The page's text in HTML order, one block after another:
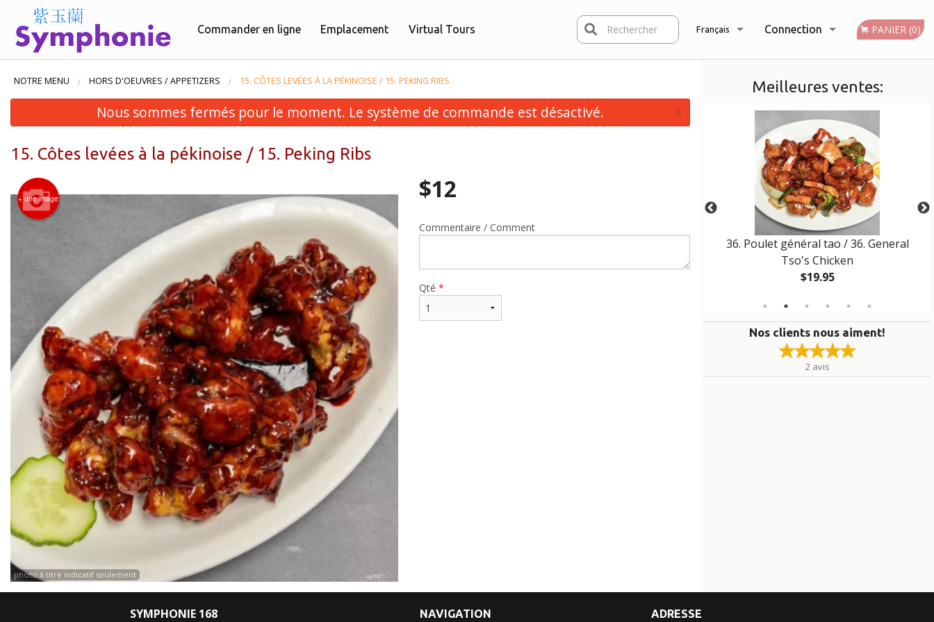
Commander en ligne Emplacement Virtual Tours Français Connection
Inscription
PANIER (0)
Rechercher
Meilleures ventes:
13. Raviolis au beurre d'arachides / 13.
Peanut Butter Dumplings
$13.00
36. Poulet général tao / 36. General
Tso's Chicken
$19.95
Nos clients nous aiment!
2 avis
NOTRE MENU HORS D'OEUVRES / APPETIZERS 15. CÔTES LEVÉES À LA PÉKINOISE / 15. PEKING RIBS
Nous sommes fermés pour le moment. Le système de commande est désactivé. ×
15. Côtes levées à la pékinoise / 15. Peking Ribs
+ une image
photo à titre indicatif seulement
$12
Commentaire / Comment
Qté *
SYMPHONIE 168 NAVIGATION ADRESSE